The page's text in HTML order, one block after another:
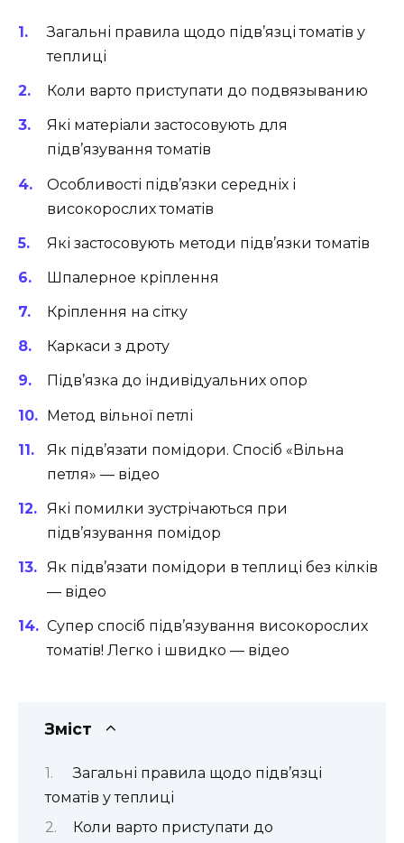
Загальні правила щодо підв’язці томатів у
теплиці
Коли варто приступати до подвязыванию
Які матеріали застосовують для
підв’язування томатів
Особливості підв’язки середніх і
високорослих томатів
Які застосовують методи підв’язки томатів
Шпалерное кріплення
Кріплення на сітку
Каркаси з дроту
Підв’язка до індивідуальних опор
Метод вільної петлі
Як підв’язати помідори. Спосіб «Вільна
петля» — відео
Які помилки зустрічаються при
підв’язування помідор
Як підв’язати помідори в теплиці без кілків
— відео
Супер спосіб підв’язування високорослих
томатів! Легко і швидко — відео
Зміст
Загальні правила щодо підв’язці
томатів у теплиці
Коли варто приступати до